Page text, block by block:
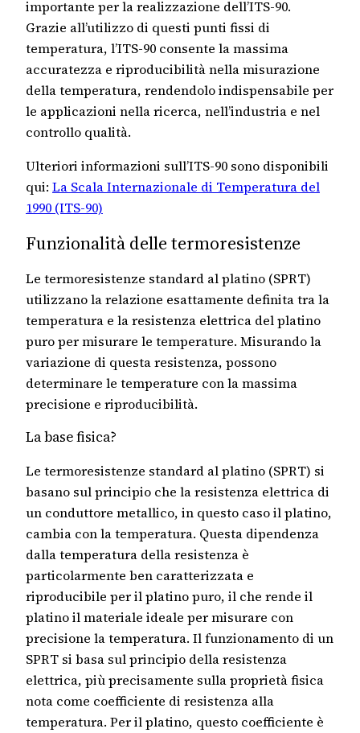
importante per la realizzazione dell’ITS-90.
Grazie all’utilizzo di questi punti fissi di
temperatura, l’ITS-90 consente la massima
accuratezza e riproducibilità nella misurazione
della temperatura, rendendolo indispensabile per
le applicazioni nella ricerca, nell’industria e nel
controllo qualità.
Ulteriori informazioni sull’ITS-90 sono disponibili
qui: La Scala Internazionale di Temperatura del
1990 (ITS-90)
Funzionalità delle termoresistenze
Le termoresistenze standard al platino (SPRT)
utilizzano la relazione esattamente definita tra la
temperatura e la resistenza elettrica del platino
puro per misurare le temperature. Misurando la
variazione di questa resistenza, possono
determinare le temperature con la massima
precisione e riproducibilità.
La base fisica?
Le termoresistenze standard al platino (SPRT) si
basano sul principio che la resistenza elettrica di
un conduttore metallico, in questo caso il platino,
cambia con la temperatura. Questa dipendenza
dalla temperatura della resistenza è
particolarmente ben caratterizzata e
riproducibile per il platino puro, il che rende il
platino il materiale ideale per misurare con
precisione la temperatura. Il funzionamento di un
SPRT si basa sul principio della resistenza
elettrica, più precisamente sulla proprietà fisica
nota come coefficiente di resistenza alla
temperatura. Per il platino, questo coefficiente è